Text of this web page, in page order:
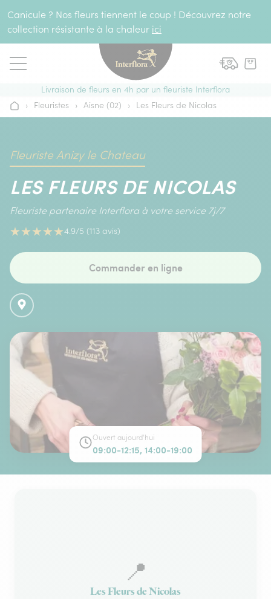
Canicule ? Nos fleurs tiennent le coup ! Découvrez notre
collection résistante à la chaleur ici
Livraison de fleurs en 4h par un fleuriste Interflora
Accueil
› Fleuristes › Aisne (02) › Les Fleurs de Nicolas
Fleuriste Anizy le Chateau
LES FLEURS DE NICOLAS
Fleuriste partenaire Interflora à votre service 7j/7
★★★★★4.9/5 (113 avis)
Commander en ligne
Ouvert aujourd'hui
09:00-12:15, 14:00-19:00
📍
Les Fleurs de Nicolas